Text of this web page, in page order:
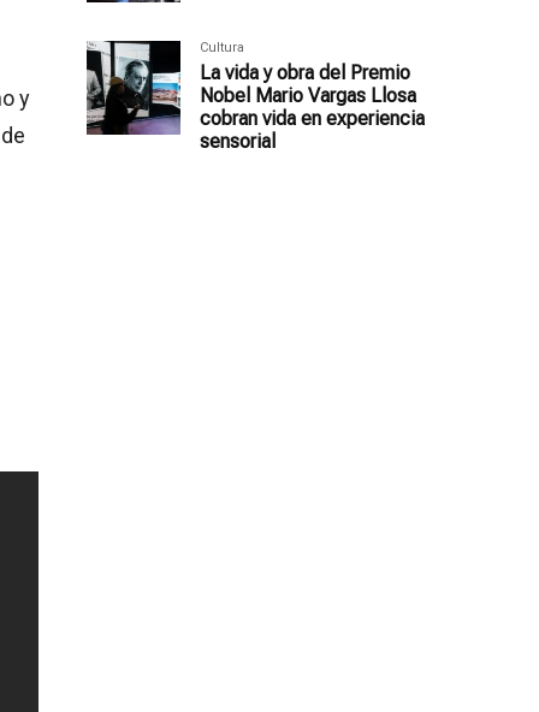
y
Cultura
La vida y obra del Premio
Nobel Mario Vargas Llosa
cobran vida en experiencia
sensorial